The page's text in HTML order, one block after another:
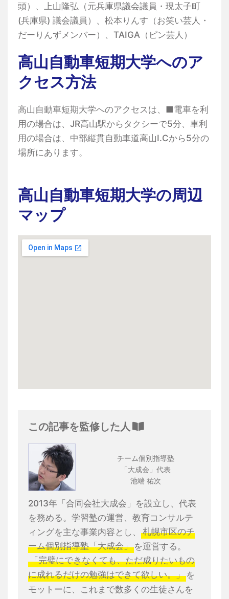
頭）、上山隆弘（元兵庫県議会議員・現太子町
(兵庫県) 議会議員）、松本りんす（お笑い芸人・
だーりんずメンバー）、TAIGA（ピン芸人）
高山自動車短期大学へのア
クセス方法
高山自動車短期大学へのアクセスは、■電車を利
用の場合は、JR高山駅からタクシーで5分、車利
用の場合は、中部縦貫自動車道高山I.Cから5分の
場所にあります。
高山自動車短期大学の周辺
マップ
この記事を監修した人
チーム個別指導塾
「大成会」代表
池端 祐次
2013年「合同会社大成会」を設立し、代表
を務める。学習塾の運営、教育コンサルテ
ィングを主な事業内容とし、
札幌市区のチ
ーム個別指導塾「大成会」 を運営する。
「完璧にできなくても、ただ成りたいもの
に成れるだけの勉強はできて欲しい。」 を
モットーに、これまで数多くの生徒さんを